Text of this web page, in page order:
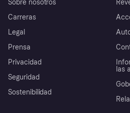
Sobre nosotros
Carreras
Legal
Prensa
Privacidad
Seguridad
Sostenibilidad
las